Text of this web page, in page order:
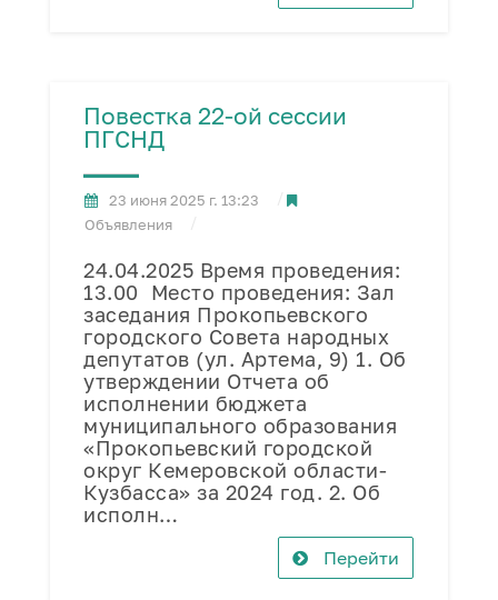
Повестка 22-ой сессии
ПГСНД
23 июня 2025 г. 13:23
Объявления
24.04.2025 Время проведения:
13.00 Место проведения: Зал
заседания Прокопьевского
городского Совета народных
депутатов (ул. Артема, 9) 1. Об
утверждении Отчета об
исполнении бюджета
муниципального образования
«Прокопьевский городской
округ Кемеровской области-
Кузбасса» за 2024 год. 2. Об
исполн…
Перейти